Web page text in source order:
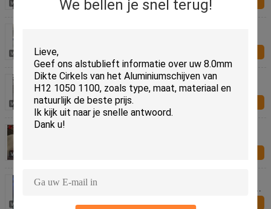
We bellen je snel terug!Contacteer ons
80-1600 mm Export aluminium cirkel, aanpasbaar,
uitstekende mechanische prestaties
80-1600 mm Export aluminium cirkel, aanpasbaar,
Aanpasbare Aluminium Schijf en Cirkel voor
Keukengerei met 0,3-6 mm Dikte en 80-1600 mm